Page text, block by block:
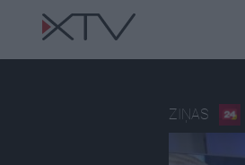
ZIŅAS